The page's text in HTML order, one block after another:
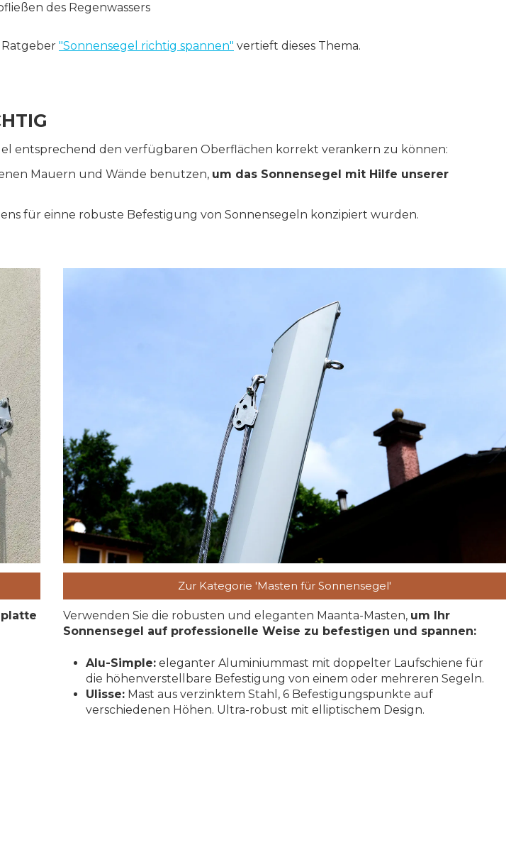
des Regenwassers
"Sonnensegel richtig spannen" vertieft dieses Thema.
entsprechend den verfügbaren Oberflächen korrekt verankern zu können:
Mauern und Wände benutzen, um das Sonnensegel mit Hilfe unserer
für einne robuste Befestigung von Sonnensegeln konzipiert wurden.
Zur Kategorie 'Masten für Sonnensegel'
Verwenden Sie die robusten und eleganten Maanta-Masten, um Ihr
Sonnensegel auf professionelle Weise zu befestigen und spannen:
Alu-Simple: eleganter Aluminiummast mit doppelter Laufschiene für
die höhenverstellbare Befestigung von einem oder mehreren Segeln.
Ulisse: Mast aus verzinktem Stahl, 6 Befestigungspunkte auf
verschiedenen Höhen. Ultra-robust mit elliptischem Design.